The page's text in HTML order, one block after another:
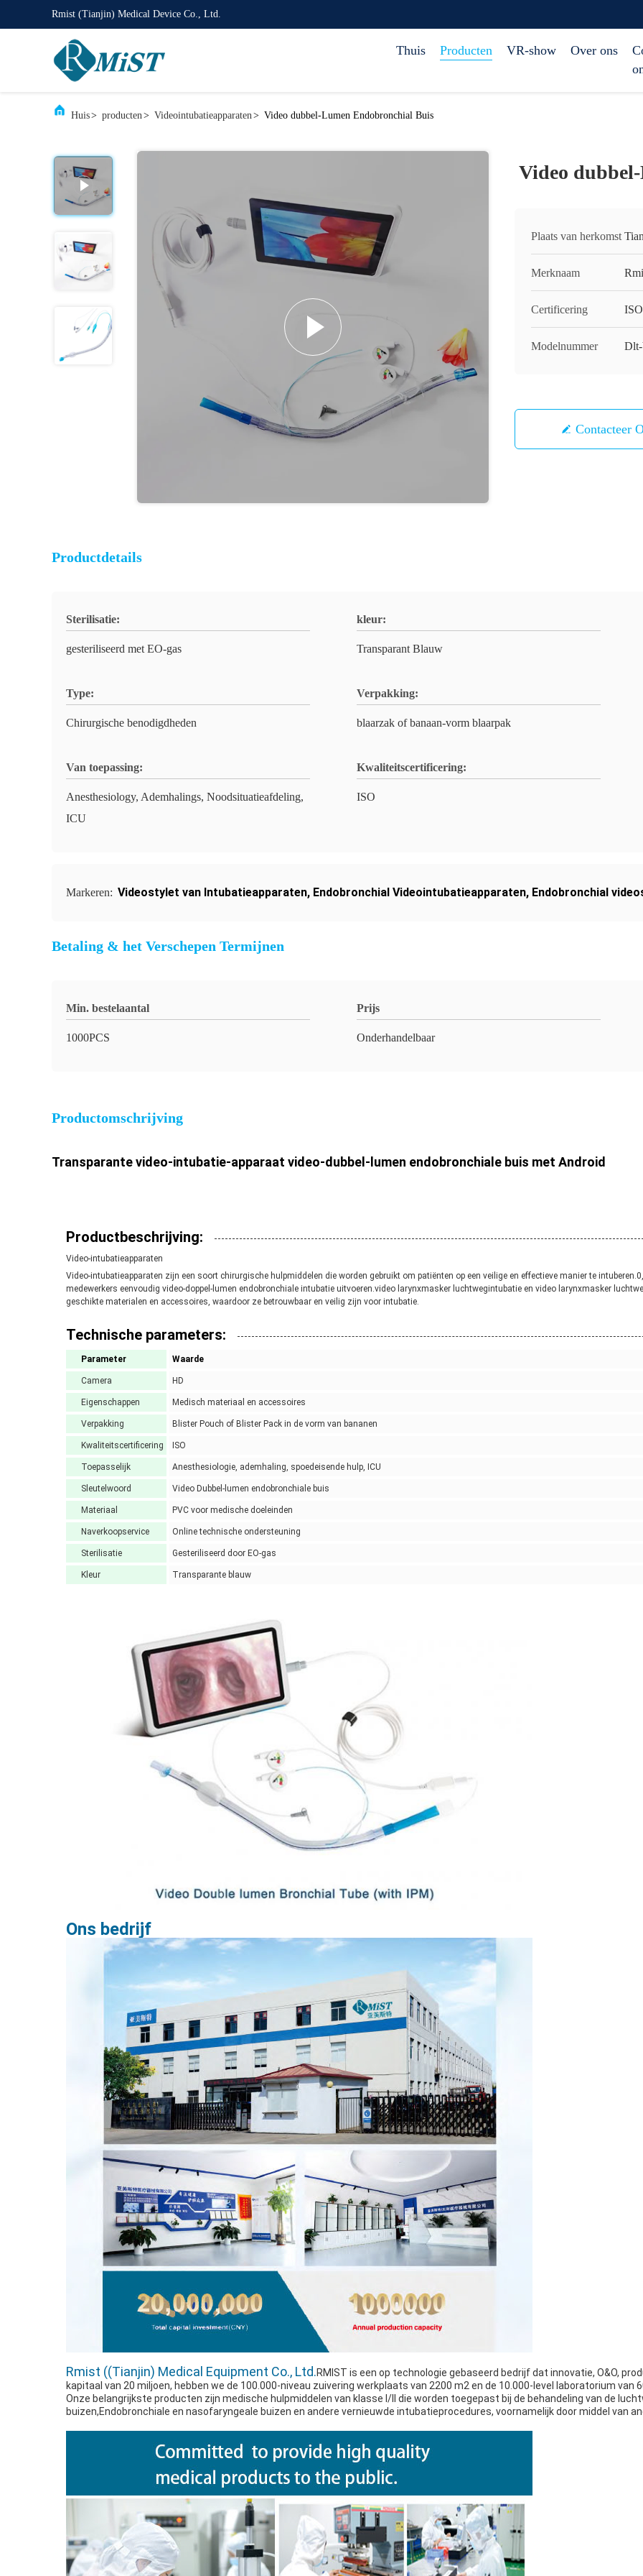
Rmist (Tianjin) Medical Device Co., Ltd.
Thuis Producten VR-show Over ons
Huis> producten> Videointubatieapparaten> Video dubbel-Lumen Endobronchial Buis
Video
Plaats van herkomst
Merknaam
Certificering ISO
Modelnummer
Contacteer
Productdetails
Sterilisatie:
gesteriliseerd met EO-gas
kleur:
Transparant Blauw
Type:
Chirurgische benodigdheden
Verpakking:
blaarzak of banaan-vorm blaarpak
Van toepassing:
Anesthesiology, Ademhalings, Noodsituatieafdeling,
ICU
Kwaliteitscertificering:
ISO
Markeren: Videostylet van Intubatieapparaten, Endobronchial Videointubatieapparaten, Endobronchial
Betaling & het Verschepen Termijnen
Min. bestelaantal
1000PCS
Prijs
Onderhandelbaar
Productomschrijving
Transparante video-intubatie-apparaat video-dubbel-lumen endobronchiale buis met Android
Productbeschrijving:
Video-intubatieapparaten
Video-intubatieapparaten zijn een soort chirurgische hulpmiddelen die worden gebruikt om patiënten op een veilige en effectieve manier te
medewerkers eenvoudig video-doppel-lumen endobronchiale intubatie uitvoeren.video larynxmasker luchtwegintubatie en video larynxmasker
geschikte materialen en accessoires, waardoor ze betrouwbaar en veilig zijn voor intubatie.
Technische parameters:
Parameter Waarde
Camera HD
Eigenschappen Medisch materiaal en accessoires
Verpakking Blister Pouch of Blister Pack in de vorm van bananen
Kwaliteitscertificering ISO
Toepasselijk Anesthesiologie, ademhaling, spoedeisende hulp, ICU
Sleutelwoord Video Dubbel-lumen endobronchiale buis
Materiaal PVC voor medische doeleinden
Naverkoopservice Online technische ondersteuning
Sterilisatie Gesteriliseerd door EO-gas
Kleur Transparante blauw
Ons bedrijf
Rmist ((Tianjin) Medical Equipment Co., Ltd.RMIST is een op technologie gebaseerd bedrijf dat innovatie, O&O,
kapitaal van 20 miljoen, hebben we de 100.000-niveau zuivering werkplaats van 2200 m2 en de 10.000-level laboratorium van
Onze belangrijkste producten zijn medische hulpmiddelen van klasse I/II die worden toegepast bij de behandeling van de
buizen,Endobronchiale en nasofaryngeale buizen en andere vernieuwde intubatieprocedures, voornamelijk door middel van